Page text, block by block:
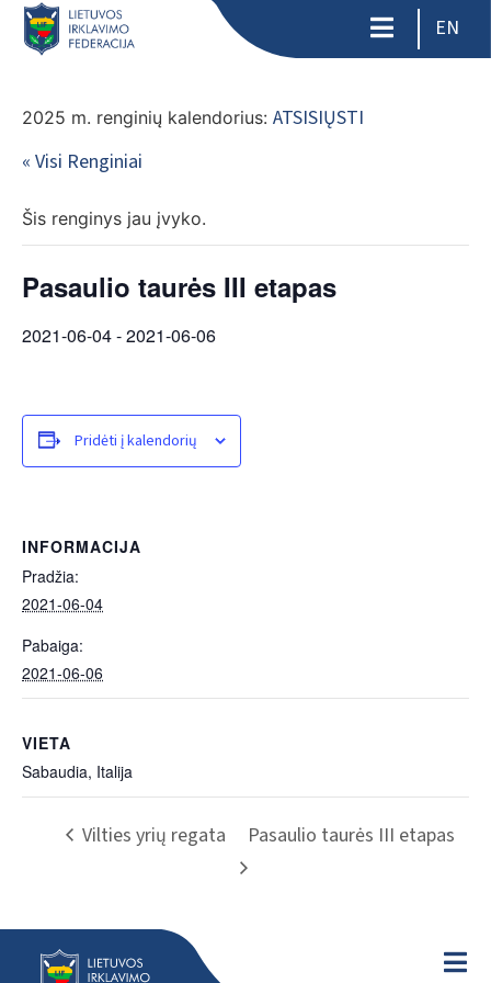
EN
2025 m. renginių kalendorius: ATSISIŲSTI
« Visi Renginiai
Šis renginys jau įvyko.
Pasaulio taurės III etapas
2021-06-04-2021-06-06
Pridėti į kalendorių
INFORMACIJA
Pradžia:
2021-06-04
Pabaiga:
2021-06-06
VIETA
Sabaudia, Italija
Vilties yrių regata Pasaulio taurės III etapas